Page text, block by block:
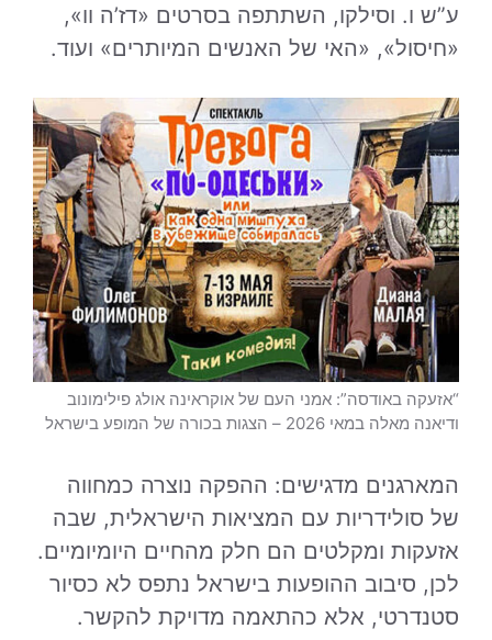
ע”ש ו. וסילקו, השתתפה בסרטים «דז’ה וו»,
«חיסול», «האי של האנשים המיותרים» ועוד.
“אזעקה באודסה”: אמני העם של אוקראינה אולג פילימונוב
ודיאנה מאלה במאי 2026 – הצגות בכורה של המופע בישראל
המארגנים מדגישים: ההפקה נוצרה כמחווה
של סולידריות עם המציאות הישראלית, שבה
אזעקות ומקלטים הם חלק מהחיים היומיומיים.
לכן, סיבוב ההופעות בישראל נתפס לא כסיור
סטנדרטי, אלא כהתאמה מדויקת להקשר.